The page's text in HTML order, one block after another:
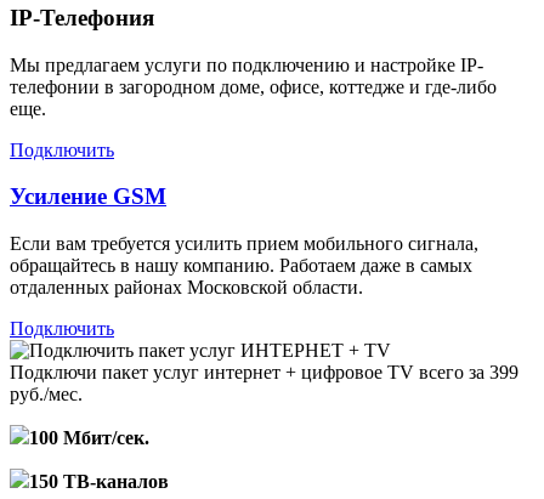
IP-Телефония
Мы предлагаем услуги по подключению и настройке IP-
телефонии в загородном доме, офисе, коттедже и где-либо
еще.
Подключить
Усиление GSM
Если вам требуется усилить прием мобильного сигнала,
обращайтесь в нашу компанию. Работаем даже в самых
отдаленных районах Московской области.
Подключить
Подключи пакет услуг интернет + цифровое TV всего за 399
руб./мес.
100 Мбит/сек.
150 ТВ-каналов